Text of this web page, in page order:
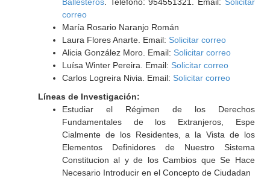
correo
María Rosario Naranjo Román
Laura Flores Anarte. Email: Solicitar correo
Alicia González Moro. Email: Solicitar correo
Luísa Winter Pereira. Email: Solicitar correo
Carlos Logreira Nivia. Email: Solicitar correo
Líneas de Investigación:
Estudiar el Régimen de los Derechos
Fundamentales de los Extranjeros, Espe
Cialmente de los Residentes, a la Vista de los
Elementos Definidores de Nuestro Sistema
Constitucion al y de los Cambios que Se Hace
Necesario Introducir en el Concepto de Ciudadan